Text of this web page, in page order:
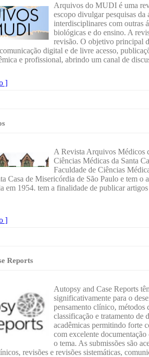
Arquivos do MUDI é uma
escopo divulgar pesquisas da
interdisciplinares com outras
biológicas e do ensino. A
revisão. O objetivo principal
digital e de livre acesso,
e profissional, abrindo um canal de
]
A Revista Arquivos Médicos
Ciências Médicas da Santa
Faculdade de Ciências
Casa de Misericórdia de São Paulo e tem
em 1954. tem a finalidade de publicar
]
Reports
Autopsy and Case Reports
significativamente para o
pensamento clínico, métodos
classificação e tratamento de
acadêmicas permitindo forte
com excelente
o tema. As submissões são
revisões e revisões sistemáticas,